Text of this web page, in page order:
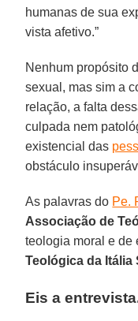
humanas de sua
vista afetivo.”
Nenhum propósito
sexual, mas sim a
relação, a falta
culpada nem
existencial das
obstáculo
As palavras do Pe.
Associação de
teologia moral e de
Teológica da Itália
Eis a